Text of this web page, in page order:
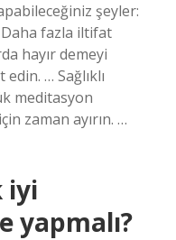
şeyler:
fazla iltifat
hayır demeyi
… Sağlıklı
meditasyon
zaman ayırın. …
iyi
yapmalı?